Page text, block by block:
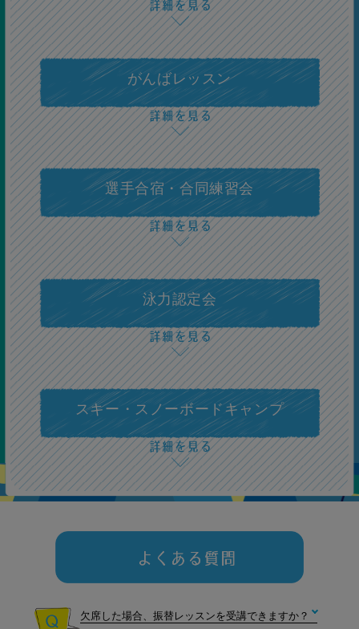
6級
平泳ぎ50ｍ
5級
バタフライ50ｍ
4級
100m個人メドレー（フォー
ム・ターン・体力）
3級
25ｍタイム測定（クロールま
たは背泳ぎ）
2級
100m個人メドレー タイム
がんばレッスン
選手合宿・合同練習会
泳力認定会
スキー・スノーボードキャンプ
欠席した場合、振替レッスンを受講できますか？